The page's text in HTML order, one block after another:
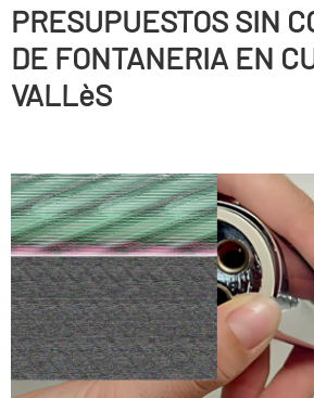
PRESUPUESTOS SIN
DE FONTANERIA EN
VALLèS